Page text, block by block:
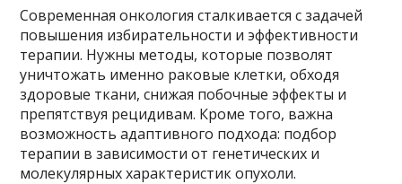
Современная онкология сталкивается с задачей
повышения избирательности и эффективности
терапии. Нужны методы, которые позволят
уничтожать именно раковые клетки, обходя
здоровые ткани, снижая побочные эффекты и
препятствуя рецидивам. Кроме того, важна
возможность адаптивного подхода: подбор
терапии в зависимости от генетических и
молекулярных характеристик опухоли.